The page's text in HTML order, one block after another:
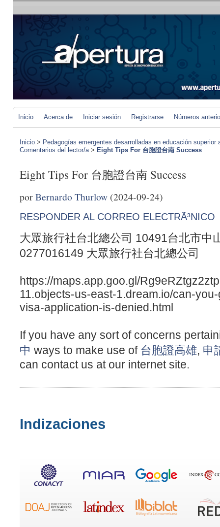
Inicio Acerca de Iniciar sesión Registrarse Números
Inicio > Pedagogías emergentes desarrolladas en educación
Comentarios del lector/a> Eight Tips For 台胞證台南 Success
Eight Tips For 台胞證台南 Success
porBernardo Thurlow (2024-09-24)
RESPONDER AL CORREO ELECTRÃ³NICO
大眾旅行社台北總公司 10491台北市中
0277016149 大眾旅行社台北總公司
https://maps.app.goo.gl/
11.objects-us-east-1.dream.io/can-
visa-application-is-denied.html
If you have any sort of concerns
中 ways to make use of 台胞證高雄, 申
can contact us at our internet site.
Indizaciones